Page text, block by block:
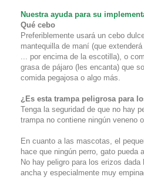
Nuestra ayuda para su
Qué cebo
Preferiblemente usará un cebo
mantequilla de maní (que
... por encima de la escotilla), o
grasa de pájaro (les encanta) que
comida pegajosa o algo más.
¿Es esta trampa peligrosa para
Tenga la seguridad de que no hay
trampa no contiene ningún veneno
En cuanto a las mascotas, el
hace que ningún perro, gato pueda
No hay peligro para los erizos
ancha y especialmente muy